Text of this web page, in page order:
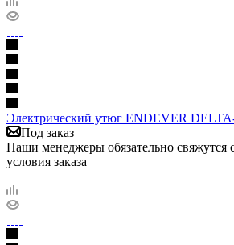
Электрический утюг ENDEVER
Под заказ
Наши менеджеры обязательно свяжутся
условия заказа